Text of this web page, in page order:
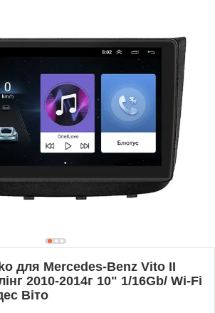
для Mercedes-Benz Vito II
2010-2014г 10" 1/16Gb/ Wi-Fi
Віто